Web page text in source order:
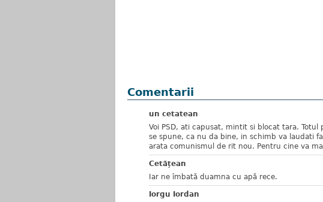
Comentarii
un cetatean
Voi PSD, ati capusat, mintit si blocat tara.
se spune, ca nu da bine, in schimb va laudati
arata comunismul de rit nou. Pentru cine va
Cetățean
Iar ne îmbată duamna cu apă rece.
Iorgu Iordan